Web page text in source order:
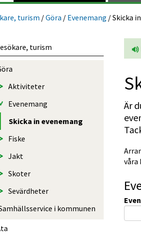
turism /Göra / Evenemang /Skicka
Är
våra
turism
Aktiviteter
Evenemang
Skicka in evenemang
Fiske
Jakt
Skoter
Sevärdheter
i kommunen